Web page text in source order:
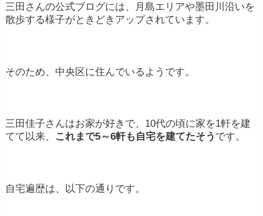
三田さんの公式ブログには、月島エリアや墨田川沿いを
散歩する様子がときどきアップされています。
そのため、中央区に住んでいるようです。
三田佳子さんはお家が好きで、10代の頃に家を1軒を建
てて以来、 これまで5～6軒も自宅を建てたそう です。
自宅遍歴は、以下の通りです。